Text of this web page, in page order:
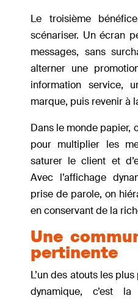
Le troisième
scénariser. Un écran
messages, sans
alterner une
information service,
marque, puis revenir à
Dans le monde papier,
pour multiplier les
saturer le client et
Avec l’affichage
prise de parole, on
en conservant de la
Une
pertinente
L’un des atouts les
dynamique, c’est la